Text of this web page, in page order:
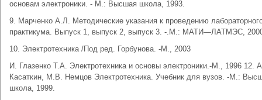
основам электроники. - М.: Высшая школа, 1993.
9. Марченко А.Л. Методические указания к проведению
практикума. Выпуск 1, выпуск 2, выпуск 3. -.М.: МАТИ—ЛАТМЭС,
10. Электротехника /Под ред. Горбунова. -М., 2003
И. Глазенко Т.А. Электротехника и основы электроники.-М., 1996 12.
Касаткин, М.В. Немцов Электротехника. Учебник для вузов. -М.:
школа, 1999.